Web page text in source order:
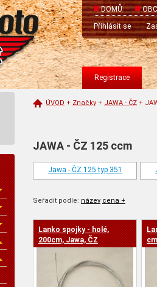
DOMŮ
Přihlásit se
Registrace
ÚVOD + Značky + JAWA - ČZ +
JAWA - ČZ 125 ccm
Jawa - ČZ 125 typ 351
Seřadit podle: název cena +
cena -
Lanko spojky - holé,
200cm, Jawa, ČZ